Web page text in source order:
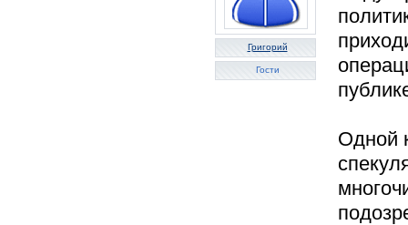
Григорий
Гости
Одной